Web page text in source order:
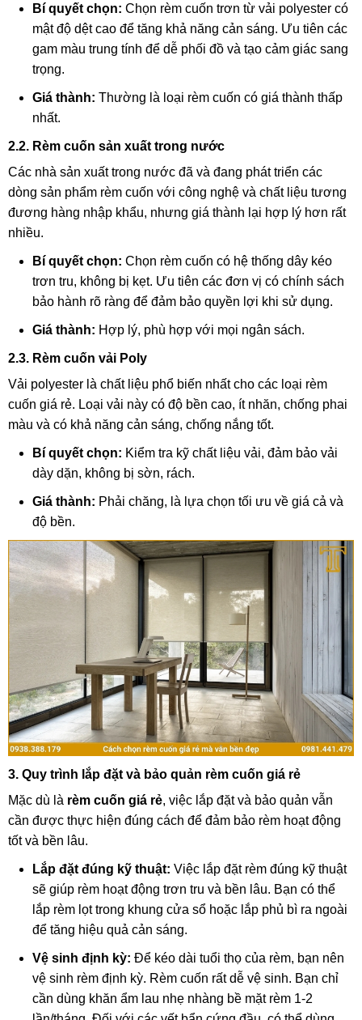
Bí quyết chọn: Chọn rèm cuốn trơn từ vải polyester có
mật độ dệt cao để tăng khả năng cản sáng. Ưu tiên các
gam màu trung tính để dễ phối đồ và tạo cảm giác sang
trọng.
Giá thành: Thường là loại rèm cuốn có giá thành thấp
nhất.
2.2. Rèm cuốn sản xuất trong nước
Các nhà sản xuất trong nước đã và đang phát triển các
dòng sản phẩm rèm cuốn với công nghệ và chất liệu tương
đương hàng nhập khẩu, nhưng giá thành lại hợp lý hơn rất
nhiều.
Bí quyết chọn: Chọn rèm cuốn có hệ thống dây kéo
trơn tru, không bị kẹt. Ưu tiên các đơn vị có chính sách
bảo hành rõ ràng để đảm bảo quyền lợi khi sử dụng.
Giá thành: Hợp lý, phù hợp với mọi ngân sách.
2.3. Rèm cuốn vải Poly
Vải polyester là chất liệu phổ biến nhất cho các loại rèm
cuốn giá rẻ. Loại vải này có độ bền cao, ít nhăn, chống phai
màu và có khả năng cản sáng, chống nắng tốt.
Bí quyết chọn: Kiểm tra kỹ chất liệu vải, đảm bảo vải
dày dặn, không bị sờn, rách.
Giá thành: Phải chăng, là lựa chọn tối ưu về giá cả và
độ bền.
3. Quy trình lắp đặt và bảo quản rèm cuốn giá rẻ
Mặc dù là rèm cuốn giá rẻ, việc lắp đặt và bảo quản vẫn
cần được thực hiện đúng cách để đảm bảo rèm hoạt động
tốt và bền lâu.
Lắp đặt đúng kỹ thuật: Việc lắp đặt rèm đúng kỹ thuật
sẽ giúp rèm hoạt động trơn tru và bền lâu. Bạn có thể
lắp rèm lọt trong khung cửa sổ hoặc lắp phủ bì ra ngoài
để tăng hiệu quả cản sáng.
Vệ sinh định kỳ: Để kéo dài tuổi thọ của rèm, bạn nên
vệ sinh rèm định kỳ. Rèm cuốn rất dễ vệ sinh. Bạn chỉ
cần dùng khăn ẩm lau nhẹ nhàng bề mặt rèm 1-2